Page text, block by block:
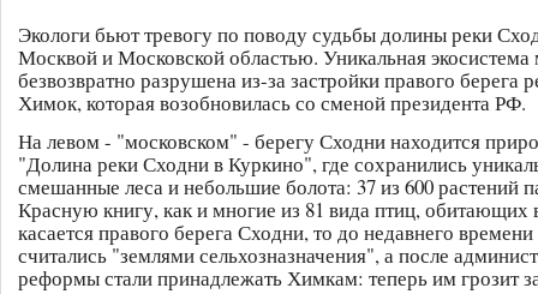
Экологи бьют тревогу по поводу судьбы долины реки
Москвой и Московской областью. Уникальная
безвозвратно разрушена из-за застройки правого берега
Химок, которая возобновилась со сменой президента РФ.
На левом - "московском" - берегу Сходни находится
"Долина реки Сходни в Куркино", где сохранились
смешанные леса и небольшие болота: 37 из 600 растений
Красную книгу, как и многие из 81 вида птиц, обитающих
касается правого берега Сходни, то до недавнего
считались "землями сельхозназначения", а после
реформы стали принадлежать Химкам: теперь им грозит